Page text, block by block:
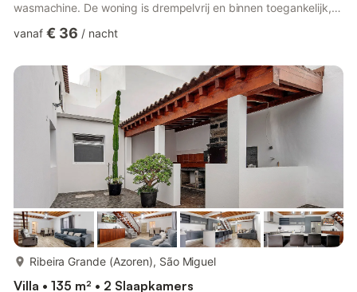
wasmachine. De woning is drempelvrij en binnen toegankelijk,
natuur en absolute rust ligt Casa Ponta do Biscoito in het intens
blauwe Atlantische Oceaan. Tussen april en oktober broeden de
Cagarros (Scopoli's pijlstormvogel) direct bij h...
vanaf € 36 / nacht
Ribeira Grande (Azoren), São Miguel
Villa • 135 m² • 2 Slaapkamers